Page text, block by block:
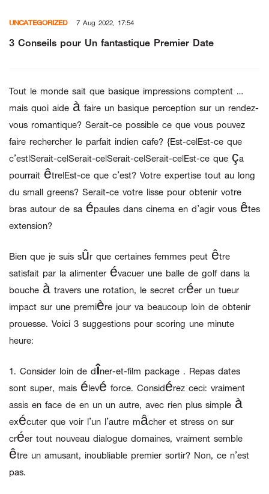
content
UNCATEGORIZED 7 Aug 2022, 17:54
3 Conseils pour Un fantastique Premier Date
Tout le monde sait que basique impressions comptent …
mais quoi aide à faire un basique perception sur un rendez-
vous romantique? Serait-ce possible ce que vous pouvez
faire rechercher le parfait indien cafe? {Est-ce|Est-ce que
c’est|Serait-ce|Serait-ce|Serait-ce|Serait-ce|Est-ce que ça
pourrait être|Est-ce que c’est? Votre expertise tout au long
du small greens? Serait-ce votre lisse pour obtenir votre
bras autour de sa épaules dans cinema en d’agir vous êtes
extension?
Bien que je suis sûr que certaines femmes peut être
satisfait par la alimenter évacuer une balle de golf dans la
bouche à travers une rotation, le secret créer un tueur
impact sur une première jour va beaucoup loin de obtenir
prouesse. Voici 3 suggestions pour scoring une minute
heure:
1. Consider loin de dîner-et-film package . Repas dates
sont super, mais élevé force. Considérez ceci: vraiment
assis en face de en un un autre, avec rien plus simple à
exécuter que voir l’un l’autre mâcher et stress on sur
créer tout nouveau dialogue domaines, vraiment semble
être un amusant, inoubliable premier sortir? Non, ce n’est
pas.